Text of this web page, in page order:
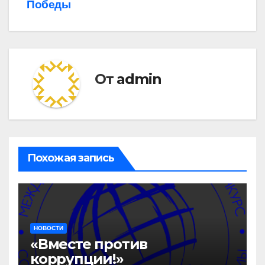
Победы
От admin
Похожая запись
НОВОСТИ
«Вместе против
коррупции!»